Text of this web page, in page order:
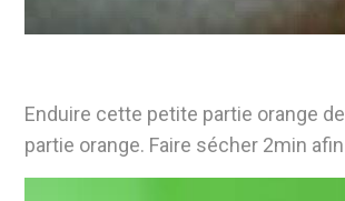
Enduire cette petite partie orange
partie orange. Faire sécher 2min